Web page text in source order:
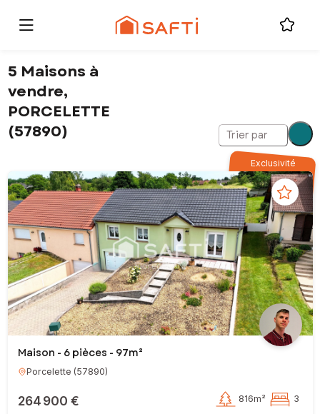
5 Maisons à
vendre,
PORCELETTE
(57890)
Trier par
Exclusivité
Maison - 6 pièces - 97m²
Porcelette (57890)
264 900 € 816m² 3